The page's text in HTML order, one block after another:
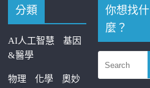
分類
AI人工智慧
基因
&醫學
物理 化學
奧妙
你想找什
麼？